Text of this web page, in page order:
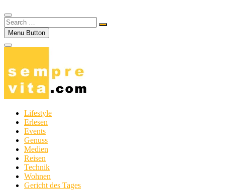
Search
…Menu Button
Lifestyle
Erlesen
Events
Genuss
Medien
Reisen
Technik
Wohnen
Gericht des Tages